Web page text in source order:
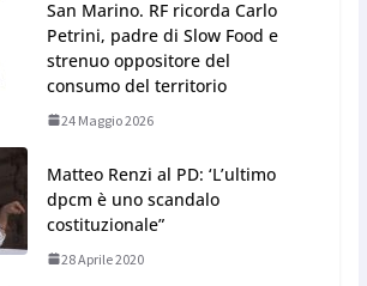
San Marino. RF ricorda Carlo
Petrini, padre di Slow Food e
strenuo oppositore del
consumo del territorio
24 Maggio 2026
Matteo Renzi al PD: ‘L’ultimo
dpcm è uno scandalo
costituzionale”
28 Aprile 2020